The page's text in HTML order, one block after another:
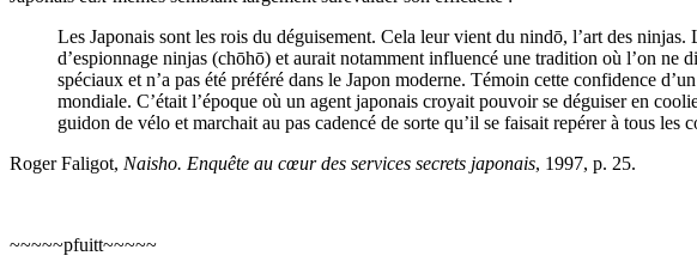
Les Japonais sont les rois du déguisement. Cela leur vient du nindō, l’art des
d’espionnage ninjas (chōhō) et aurait notamment influencé une tradition où l’on ne
spéciaux et n’a pas été préféré dans le Japon moderne. Témoin cette confidence
mondiale. C’était l’époque où un agent japonais croyait pouvoir se déguiser en
guidon de vélo et marchait au pas cadencé de sorte qu’il se faisait repérer à tous les
Roger Faligot, Naisho. Enquête au cœur des services secrets japonais, 1997, p. 25.
~~~~~pfuitt~~~~~